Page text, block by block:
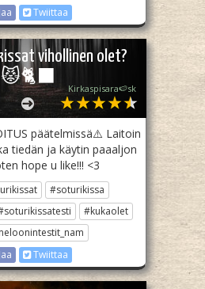
Twiittaa
vihollinen olet?
😾🐈‍⬛
Kirkaspisara🍉sk
päätelmissä⚠️ Laitoin
tiedän ja käytin paaaljon
hope u like!!! <3
#soturikissa
#kukaolet
Twiittaa